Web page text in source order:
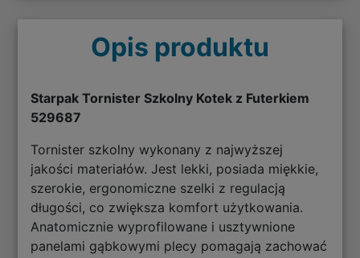
Opis produktu
Starpak Tornister Szkolny Kotek z Futerkiem
529687
Tornister szkolny wykonany z najwyższej
jakości materiałów. Jest lekki, posiada miękkie,
szerokie, ergonomiczne szelki z regulacją
długości, co zwiększa komfort użytkowania.
Anatomicznie wyprofilowane i usztywnione
panelami gąbkowymi plecy pomagają zachować